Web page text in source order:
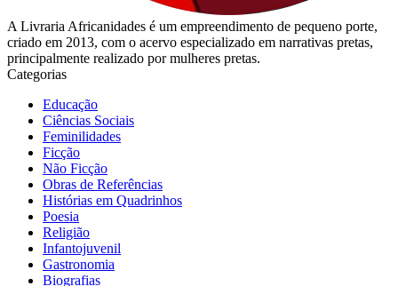
A Livraria Africanidades é um empreendimento de pequeno porte,
criado em 2013, com o acervo especializado em narrativas pretas,
principalmente realizado por mulheres pretas.
Categorias
Educação
Ciências Sociais
Feminilidades
Ficção
Não Ficção
Obras de Referências
Histórias em Quadrinhos
Poesia
Religião
Infantojuvenil
Gastronomia
Biografias